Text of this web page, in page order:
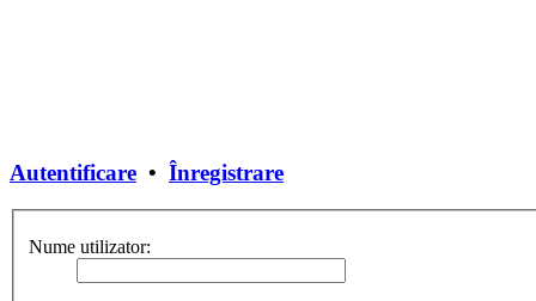
Autentificare • Înregistrare
Nume utilizator: